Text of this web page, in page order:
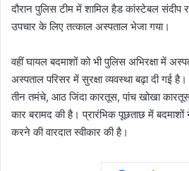
दौरान पुलिस टीम में शामिल हैड कांस्टेबल संदीप
उपचार के लिए तत्काल अस्पताल भेजा गया।
वहीं घायल बदमाशों को भी पुलिस अभिरक्षा में
अस्पताल परिसर में सुरक्षा व्यवस्था बढ़ा दी गई
तीन तमंचे, आठ जिंदा कारतूस, पांच खोखा
कार बरामद की है। प्रारंभिक पूछताछ में
करने की वारदात स्वीकार की है।